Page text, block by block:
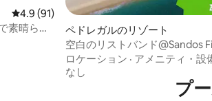
レビュー91件、5つ星中4.9つ星の平均評価
4.9 (91)
素晴らし
ペドレガルのリゾート
空白のリストバンド@Sandos
ロケーション · アメニティ・設
なし
プ